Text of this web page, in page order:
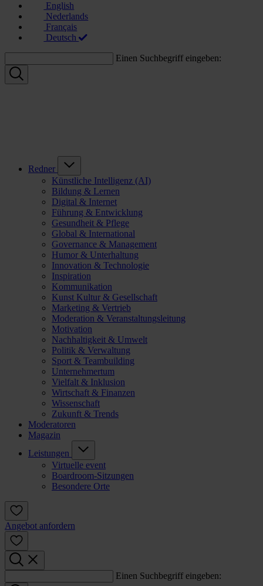
English
Nederlands
Français
Deutsch
Einen Suchbegriff eingeben:
Redner
Künstliche Intelligenz (AI)
Bildung & Lernen
Digital & Internet
Führung & Entwicklung
Gesundheit & Pflege
Global & International
Governance & Management
Humor & Unterhaltung
Innovation & Technologie
Inspiration
Kommunikation
Kunst Kultur & Gesellschaft
Marketing & Vertrieb
Moderation & Veranstaltungsleitung
Motivation
Nachhaltigkeit & Umwelt
Politik & Verwaltung
Sport & Teambuilding
Unternehmertum
Vielfalt & Inklusion
Wirtschaft & Finanzen
Wissenschaft
Zukunft & Trends
Moderatoren
Magazin
Leistungen
Virtuelle event
Boardroom-Sitzungen
Besondere Orte
Angebot anfordern
Einen Suchbegriff eingeben: